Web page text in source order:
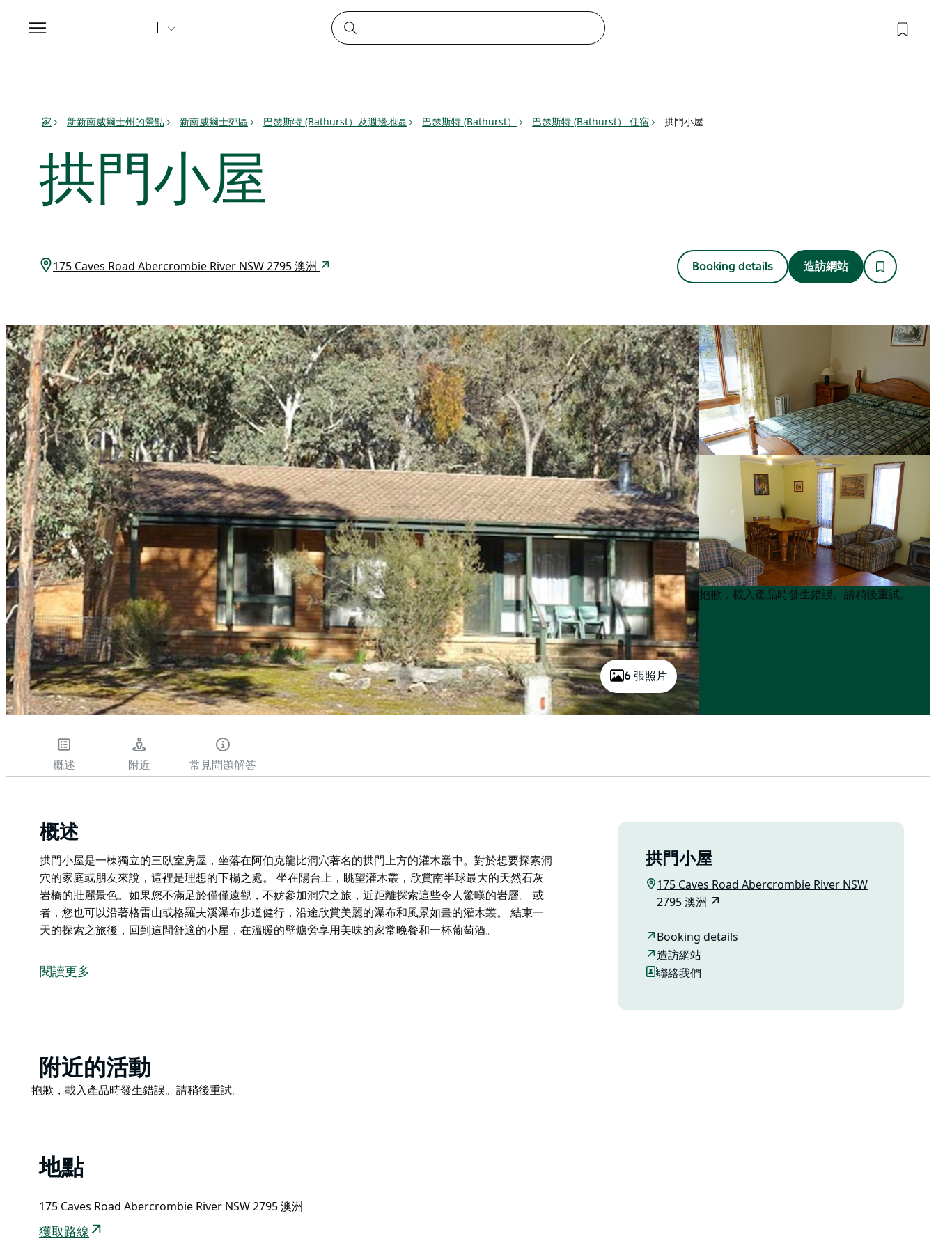
Toggle
navigation
家 新新南威爾士州的景點 新南威爾士郊區 巴瑟斯特 (Bathurst）及週邊地區 巴瑟斯特 (Bathurst） 巴瑟斯特 (Bathurst） 住宿 拱門小屋
拱門小屋
175 Caves Road Abercrombie River NSW 2795 澳洲 Booking details 造訪網站
6 張照片
Product
List
Product
List
抱歉，載入產品時發生錯誤。請稍後重試。
概述 附近 常見問題解答
概述
拱門小屋是一棟獨立的三臥室房屋，坐落在阿伯克龍比洞穴著名的拱門上方的灌木叢中。對於想要探索洞
穴的家庭或朋友來說，這裡是理想的下榻之處。 坐在陽台上，眺望灌木叢，欣賞南半球最大的天然石灰
岩橋的壯麗景色。如果您不滿足於僅僅遠觀，不妨參加洞穴之旅，近距離探索這些令人驚嘆的岩層。 或
者，您也可以沿著格雷山或格羅夫溪瀑布步道健行，沿途欣賞美麗的瀑布和風景如畫的灌木叢。 結束一
天的探索之旅後，回到這間舒適的小屋，在溫暖的壁爐旁享用美味的家常晚餐和一杯葡萄酒。
穴的家庭或朋友來說，這裡是理想的下榻之處。
結束一天的探索之旅後，回到這間舒適的小屋，在溫暖的壁爐旁享用美味的家常晚餐和一杯葡萄酒。
閱讀更多
拱門小屋
175 Caves Road Abercrombie River NSW
2795 澳洲
Booking details
造訪網站
聯絡我們
Product
List
附近的活動
Product
抱歉，載入產品時發生錯誤。請稍後重試。
地點
175 Caves Road Abercrombie River NSW 2795 澳洲
獲取路線